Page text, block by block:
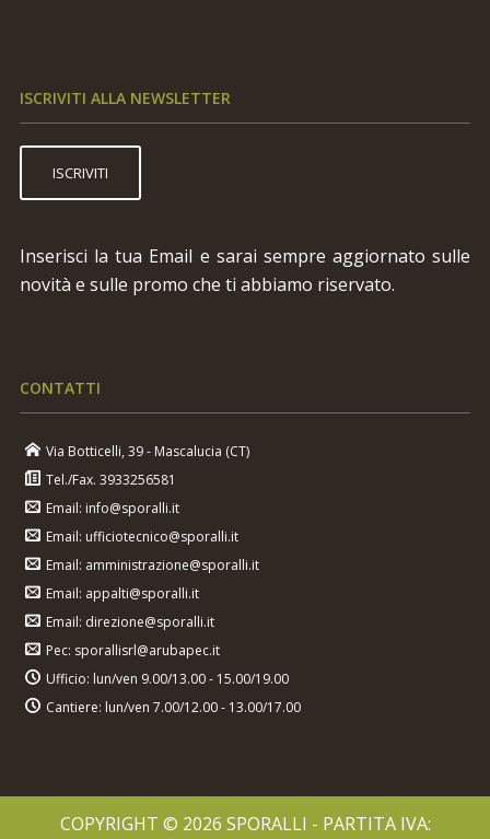
ISCRIVITI ALLA NEWSLETTER
ISCRIVITI
Inserisci la tua Email e sarai sempre aggiornato sulle
novità e sulle promo che ti abbiamo riservato.
CONTATTI
Via Botticelli, 39 - Mascalucia (CT)
Tel./Fax. 3933256581
Email: info@sporalli.it
Email: ufficiotecnico@sporalli.it
Email: amministrazione@sporalli.it
Email: appalti@sporalli.it
Email: direzione@sporalli.it
Pec: sporallisrl@arubapec.it
Ufficio: lun/ven 9.00/13.00 - 15.00/19.00
Cantiere: lun/ven 7.00/12.00 - 13.00/17.00
COPYRIGHT © 2026 SPORALLI - PARTITA IVA: